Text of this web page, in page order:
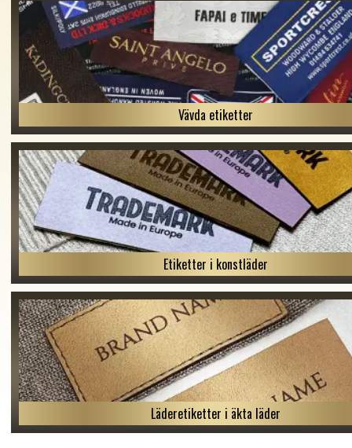
Vävda etiketter
Etiketter i konstläder
Läderetiketter i äkta läder